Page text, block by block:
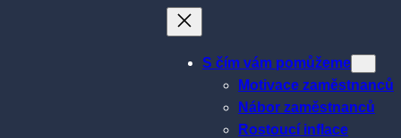
S čím vám pomůžeme
Motivace zaměstnanců
Nábor zaměstnanců
Rostoucí inflace